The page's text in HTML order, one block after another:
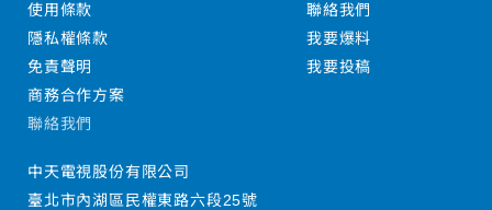
使用條款
隱私權條款
免責聲明
商務合作方案
聯絡我們
我要爆料
我要投稿
聯絡我們
中天電視股份有限公司
臺北市內湖區民權東路六段25號